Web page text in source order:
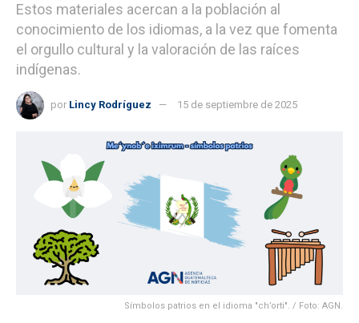
Estos materiales acercan a la población al
conocimiento de los idiomas, a la vez que fomenta
el orgullo cultural y la valoración de las raíces
indígenas.
por Lincy Rodríguez 15 de septiembre de 2025
Símbolos patrios en el idioma "ch’orti". / Foto: AGN.